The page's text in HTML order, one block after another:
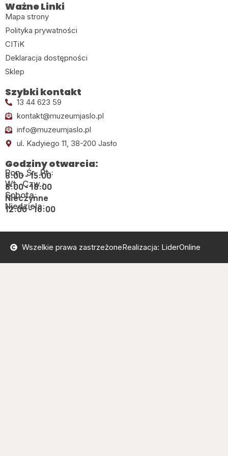
Ważne Linki
Mapa strony
Polityka prywatności
CITiK
Deklaracja dostępności
Sklep
Szybki kontakt
13 44 623 59
kontakt@muzeumjaslo.pl
info@muzeumjaslo.pl
ul. Kadyiego 11, 38-200 Jasło
Godziny otwarcia:
Pon., Śr., Pt.:
8:00 - 15:00
Wt., Czw.:
8:00 - 18:00
Sobota:
Nieczynne
Niedziela:
12:00 - 16:00
Wszelkie prawa zastrzeżoneRealizacja: LiderOnline